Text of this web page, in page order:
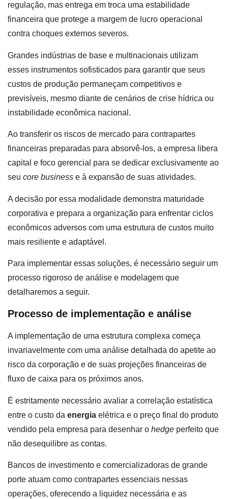
regulação, mas entrega em troca uma estabilidade
financeira que protege a margem de lucro operacional
contra choques externos severos.
Grandes indústrias de base e multinacionais utilizam
esses instrumentos sofisticados para garantir que seus
custos de produção permaneçam competitivos e
previsíveis, mesmo diante de cenários de crise hídrica ou
instabilidade econômica nacional.
Ao transferir os riscos de mercado para contrapartes
financeiras preparadas para absorvê-los, a empresa libera
capital e foco gerencial para se dedicar exclusivamente ao
seu core business e à expansão de suas atividades.
A decisão por essa modalidade demonstra maturidade
corporativa e prepara a organização para enfrentar ciclos
econômicos adversos com uma estrutura de custos muito
mais resiliente e adaptável.
Para implementar essas soluções, é necessário seguir um
processo rigoroso de análise e modelagem que
detalharemos a seguir.
Processo de implementação e análise
A implementação de uma estrutura complexa começa
invariavelmente com uma análise detalhada do apetite ao
risco da corporação e de suas projeções financeiras de
fluxo de caixa para os próximos anos.
É estritamente necessário avaliar a correlação estatística
entre o custo da energia elétrica e o preço final do produto
vendido pela empresa para desenhar o hedge perfeito que
não desequilibre as contas.
Bancos de investimento e comercializadoras de grande
porte atuam como contrapartes essenciais nessas
operações, oferecendo a liquidez necessária e as